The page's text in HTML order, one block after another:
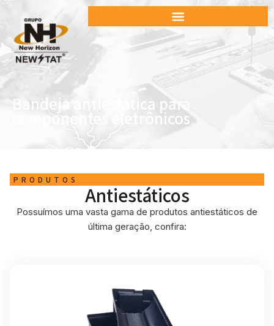
Bandeja antiestática para
componentes eletrônicos
PRODUTOS
Antiestáticos
Possuímos uma vasta gama de produtos antiestáticos de
última geração, confira: